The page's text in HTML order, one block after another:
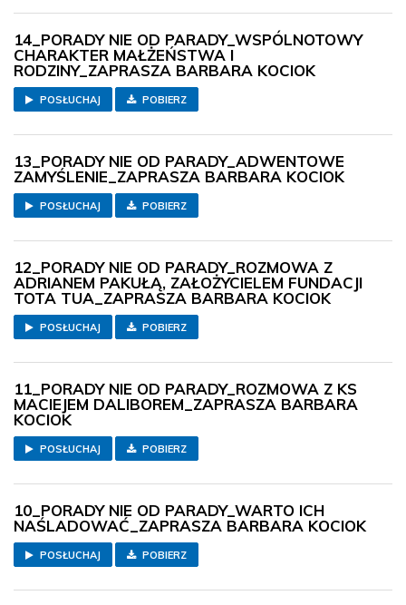
14_PORADY NIE OD PARADY_WSPÓLNOTOWY
CHARAKTER MAŁŻEŃSTWA I
RODZINY_ZAPRASZA BARBARA KOCIOK
POSŁUCHAJ POBIERZ
13_PORADY NIE OD PARADY_ADWENTOWE
ZAMYŚLENIE_ZAPRASZA BARBARA KOCIOK
POSŁUCHAJ POBIERZ
12_PORADY NIE OD PARADY_ROZMOWA Z
ADRIANEM PAKUŁĄ, ZAŁOŻYCIELEM FUNDACJI
TOTA TUA_ZAPRASZA BARBARA KOCIOK
POSŁUCHAJ POBIERZ
11_PORADY NIE OD PARADY_ROZMOWA Z KS
MACIEJEM DALIBOREM_ZAPRASZA BARBARA
KOCIOK
POSŁUCHAJ POBIERZ
10_PORADY NIE OD PARADY_WARTO ICH
NAŚLADOWAĆ_ZAPRASZA BARBARA KOCIOK
POSŁUCHAJ POBIERZ